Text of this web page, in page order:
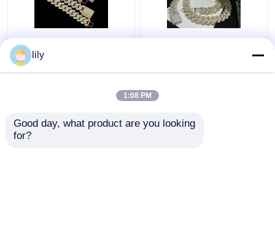
Ketten GRA-Schmuck-
Miamis Moissanite Hip
Hop führen Diamond
Bling Collana
Cuban Link für Männer
lily
1:08 PM
Good day, what product are you looking
for?